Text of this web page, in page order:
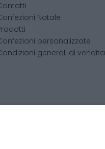
Natale
personalizzate
generali di vendita